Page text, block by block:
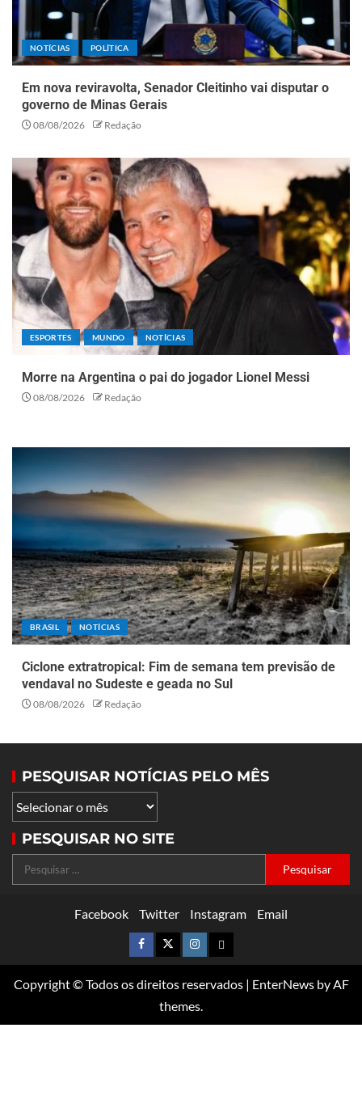
NOTÍCIAS POLÍTICA
Em nova reviravolta, Senador Cleitinho vai disputar o
governo de Minas Gerais
08/08/2026 Redação
ESPORTES MUNDO NOTÍCIAS
Morre na Argentina o pai do jogador Lionel Messi
08/08/2026 Redação
BRASIL NOTÍCIAS
Ciclone extratropical: Fim de semana tem previsão de
vendaval no Sudeste e geada no Sul
08/08/2026 Redação
PESQUISAR NOTÍCIAS PELO MÊS
PESQUISAR NO SITE
Facebook Twitter Instagram Email
Copyright © Todos os direitos reservados | EnterNewsby AF
themes.